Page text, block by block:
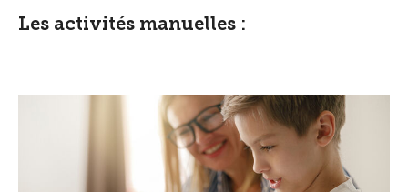
Les activités manuelles :